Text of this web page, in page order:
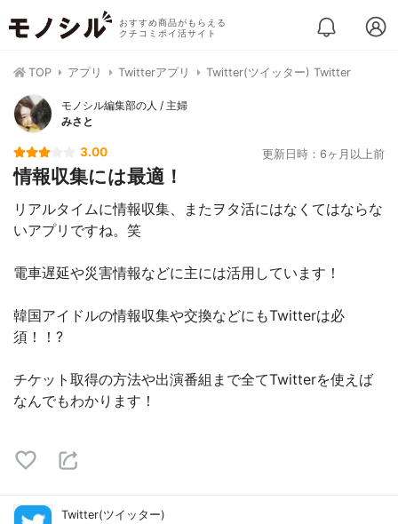
おすすめ商品がもらえる
クチコミポイ活サイト
TOP アプリ Twitterアプリ Twitter(ツイッター) Twitter
モノシル編集部の人 / 主婦
みさと
3.00 更新日時：6ヶ月以上前
情報収集には最適！
リアルタイムに情報収集、またヲタ活にはなくてはならな
いアプリですね。笑
電車遅延や災害情報などに主には活用しています！
韓国アイドルの情報収集や交換などにもTwitterは必
須！！?
チケット取得の方法や出演番組まで全てTwitterを使えば
なんでもわかります！
Twitter(ツイッター)